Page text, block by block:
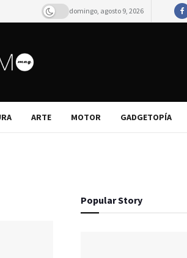
domingo, agosto 9, 2026
ARTE MOTOR GADGETOPÍA
Popular Story